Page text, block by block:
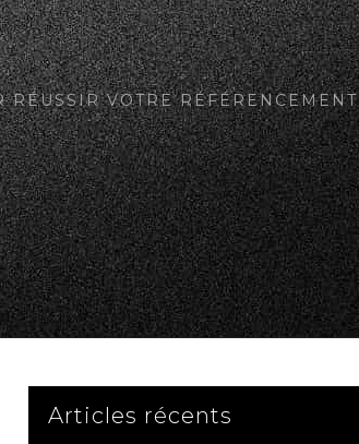
RÉUSSIR VOTRE RÉFÉRENCEMENT
Articles récents